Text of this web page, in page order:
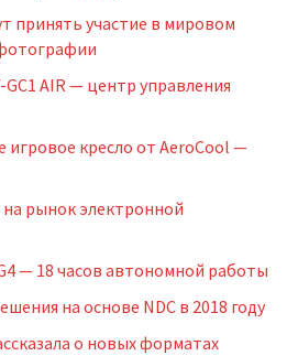
принять участие в мировом
AIR — центр управления
игровое кресло от AeroCool —
рынок электронной
— 18 часов автономной работы
на основе NDC в 2018 году
о новых форматах